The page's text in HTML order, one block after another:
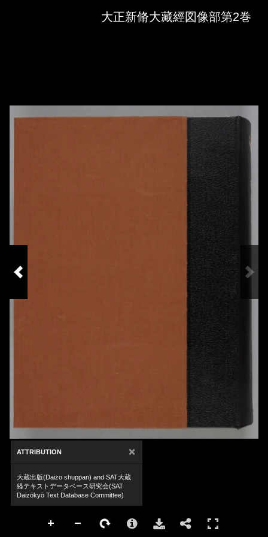
大正新脩大藏經図像部第2巻
ATTRIBUTION ×
大蔵出版(Daizo shuppan) and SAT大蔵
経テキストデータベース研究会(SAT
Daizōkyō Text Database Committee)